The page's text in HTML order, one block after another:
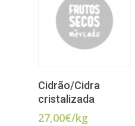
LER MAIS
Cidrão/Cidra
cristalizada
27,00€/kg